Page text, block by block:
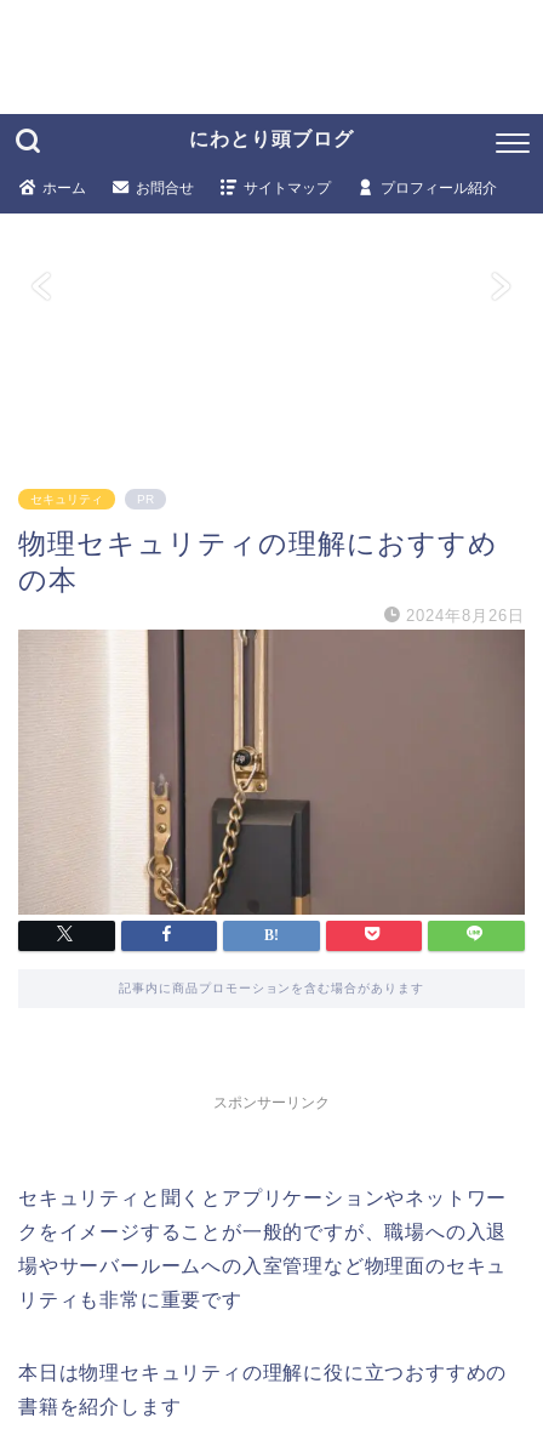
にわとり頭ブログ
ホーム お問合せ サイトマップ プロフィール紹介
セキュリティ PR
物理セキュリティの理解におすすめ
の本
2024年8月26日
記事内に商品プロモーションを含む場合があります
スポンサーリンク
セキュリティと聞くとアプリケーションやネットワー
クをイメージすることが一般的ですが、職場への入退
場やサーバールームへの入室管理など物理面のセキュ
リティも非常に重要です
本日は物理セキュリティの理解に役に立つおすすめの
書籍を紹介します